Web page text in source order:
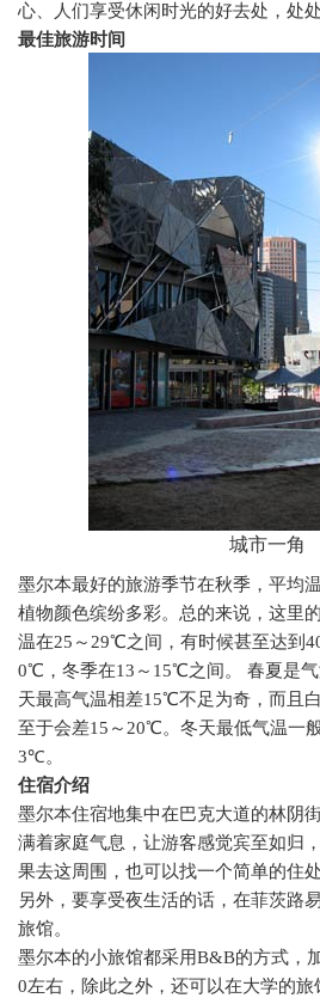
心、人们享受休闲时光的好去处，处
最佳旅游时间
城市一角
墨尔本最好的旅游季节在秋季，平均
植物颜色缤纷多彩。总的来说，这里
温在25 ～29℃之间，有时候甚至达到
0℃，冬季在13 ～ 15℃之间。 春夏是
天最高气温相差15℃不足为奇，而且
至于会差15 ～20℃。冬天最低气温一
3℃。
住宿介绍
墨尔本住宿地集中在巴克大道的林阴
满着家庭气息，让游客感觉宾至如归
果去这周围，也可以找一个简单的住处
另外，要享受夜生活的话，在菲茨路
旅馆。
墨尔本的小旅馆都采用B&B的方式，
0左右，除此之外，还可以在大学的旅